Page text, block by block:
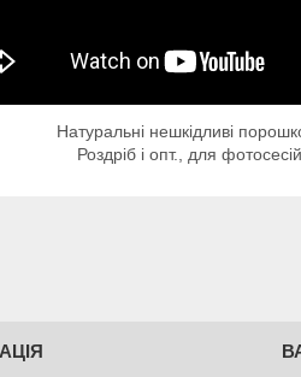
Натуральні нешкідливі
Роздріб і опт., для